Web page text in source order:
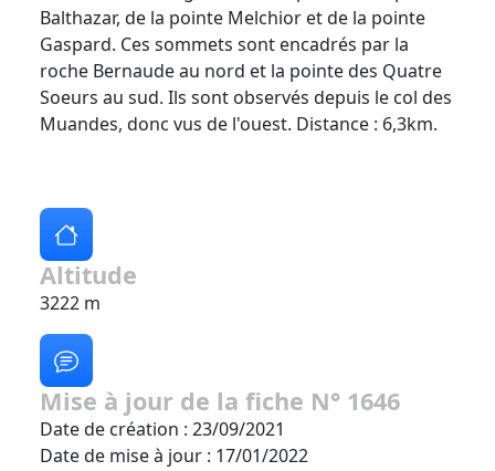
Balthazar, de la pointe Melchior et de la pointe
Gaspard. Ces sommets sont encadrés par la
roche Bernaude au nord et la pointe des Quatre
Soeurs au sud. Ils sont observés depuis le col des
Muandes, donc vus de l'ouest. Distance : 6,3km.
Altitude
3222 m
Mise à jour de la fiche N° 1646
Date de création : 23/09/2021
Date de mise à jour : 17/01/2022